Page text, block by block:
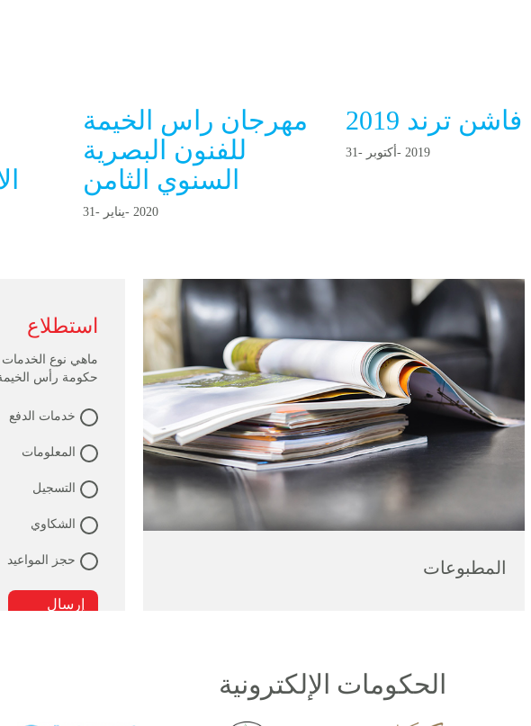
مهرجان راس الخيمة
للفنون البصرية
السنوي الثامن
3 1 - يناير- 2 0 2 0
فاشن ترند 2019
3 1 - أكتوبر- 2 0 1 9
المطبوعات
استطلاع
ماهي نوع الخدمات
حكومة رأس
خدمات الدفع
المعلومات
التسجيل
الشكاوي
حجز المواعيد
الحكومات الإلكترونية